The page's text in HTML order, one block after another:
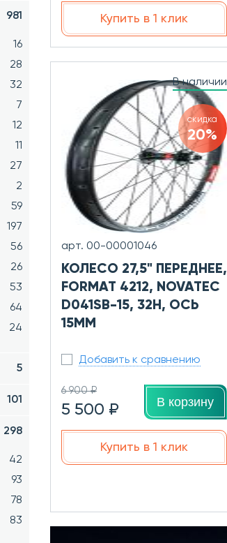
981
16
28
32
7
12
11
27
2
59
197
56
26
53
64
24
5
101
298
42
93
78
83
Купить в 1 клик
В наличии
скидка
20%
арт. 00-00001046
КОЛЕСО 27,5" ПЕРЕДНЕЕ,
FORMAT 4212, NOVATEC
D041SB-15, 32H, ОСЬ
15ММ
Добавить к сравнению
6 900 ₽
5 500 ₽ В корзину
Купить в 1 клик